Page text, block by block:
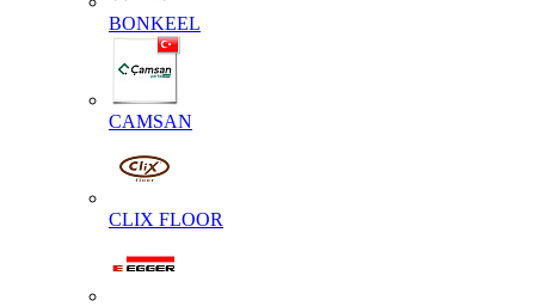
BONKEEL
CAMSAN
CLIX FLOOR